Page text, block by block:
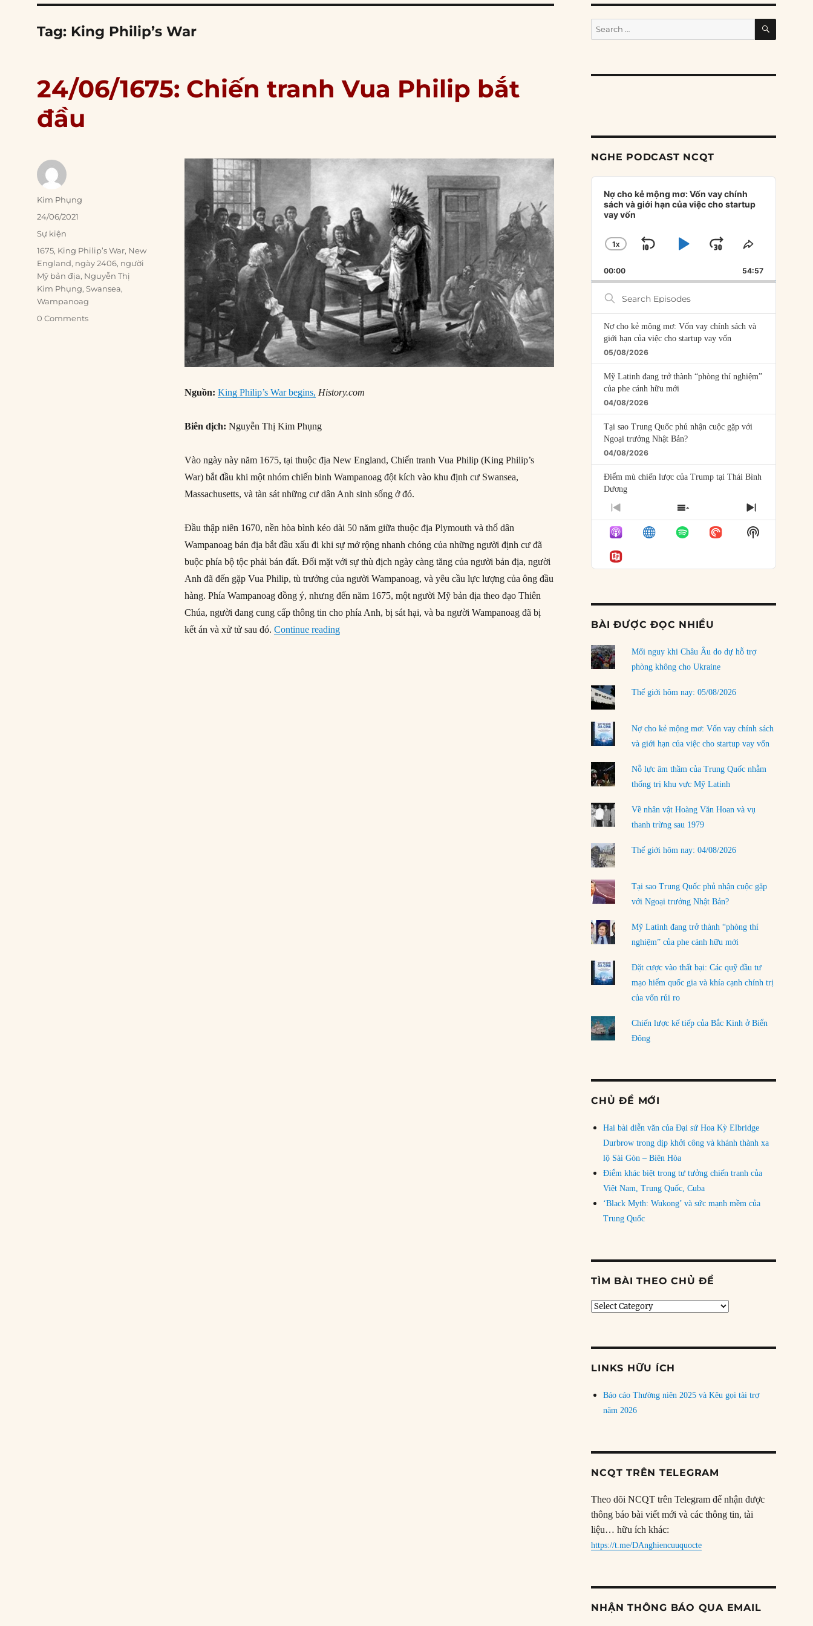
Tag: King Philip’s War
24/06/1675: Chiến tranh Vua Philip bắt
đầu
Nguồn: King Philip’s War begins, History.com
Biên dịch: Nguyễn Thị Kim Phụng
Vào ngày này năm 1675, tại thuộc địa New England, Chiến tranh Vua Philip (King Philip’s
War) bắt đầu khi một nhóm chiến binh Wampanoag đột kích vào khu định cư Swansea,
Massachusetts, và tàn sát những cư dân Anh sinh sống ở đó.
Đầu thập niên 1670, nền hòa bình kéo dài 50 năm giữa thuộc địa Plymouth và thổ dân
Wampanoag bản địa bắt đầu xấu đi khi sự mở rộng nhanh chóng của những người định cư đã
buộc phía bộ tộc phải bán đất. Đối mặt với sự thù địch ngày càng tăng của người bản địa, người
Anh đã đến gặp Vua Philip, tù trưởng của người Wampanoag, và yêu cầu lực lượng của ông đầu
hàng. Phía Wampanoag đồng ý, nhưng đến năm 1675, một người Mỹ bản địa theo đạo Thiên
Chúa, người đang cung cấp thông tin cho phía Anh, bị sát hại, và ba người Wampanoag đã bị
kết án và xử tử sau đó.Continue reading“24/06/1675: Chiến tranh Vua Philip bắt đầu”
Author
Kim Phụng
Posted
24/06/2021
Categories
Sự kiện
Tags
1675, King Philip’s War, New
England, ngày 2406, người
Mỹ bản địa, Nguyễn Thị
Kim Phụng,Swansea,
Wampanoag
0 Comments
Search
for:
SEARCH
NGHE PODCAST NCQT
Audio
Player
Nợ cho kẻ mộng mơ: Vốn vay chính
sách và giới hạn của việc cho startup
vay vốn
CHANGE
RATE
1X
SKIP
BACKWARD
PLAYJUMP
FORWARD
SHARE
EPISODE
00:00 54:57
Search
Episodes
Nợ cho kẻ mộng mơ: Vốn vay chính sách và
giới hạn của việc cho startup vay vốn
05/08/2026
Mỹ Latinh đang trở thành “phòng thí nghiệm”
của phe cánh hữu mới
04/08/2026
Tại sao Trung Quốc phủ nhận cuộc gặp với
Ngoại trưởng Nhật Bản?
04/08/2026
Điểm mù chiến lược của Trump tại Thái Bình
Dương
03/08/2026
Đặt cược vào thất bại: Các quỹ đầu tư mạo
hiểm quốc gia và khía cạnh chính trị của vốn
rủi ro
02/08/2026
01/08/2026
Chiến lược kế tiếp của Bắc Kinh ở Biển Đông
Trật tự thế giới mới: Các nước nhỏ sẽ luôn
30/07/2026
tròn thân cận của mình
29/07/2026
Chiến dịch ‘siêu cường drone’ có giúp
Ukraine xoay chuyển cục diện chiến trường?
LOAD MORE
PREVIOUS
EPISODE
SHOW
EPISODES
LIST
NEXT
EPISODE
Show
Podcast
BÀI ĐƯỢC ĐỌC NHIỀU
Mối nguy khi Châu Âu do dự hỗ trợ
phòng không cho Ukraine
Thế giới hôm nay: 05/08/2026
Nợ cho kẻ mộng mơ: Vốn vay chính sách
và giới hạn của việc cho startup vay vốn
Nỗ lực âm thầm của Trung Quốc nhằm
thống trị khu vực Mỹ Latinh
Về nhân vật Hoàng Văn Hoan và vụ
thanh trừng sau 1979
Thế giới hôm nay: 04/08/2026
Tại sao Trung Quốc phủ nhận cuộc gặp
với Ngoại trưởng Nhật Bản?
Mỹ Latinh đang trở thành “phòng thí
nghiệm” của phe cánh hữu mới
Đặt cược vào thất bại: Các quỹ đầu tư
mạo hiểm quốc gia và khía cạnh chính trị
của vốn rủi ro
Chiến lược kế tiếp của Bắc Kinh ở Biển
Đông
CHỦ ĐỀ MỚI
Hai bài diễn văn của Đại sứ Hoa Kỳ Elbridge
Durbrow trong dịp khởi công và khánh thành xa
lộ Sài Gòn – Biên Hòa
Điểm khác biệt trong tư tưởng chiến tranh của
Việt Nam, Trung Quốc, Cuba
‘Black Myth: Wukong’ và sức mạnh mềm của
Trung Quốc
TÌM BÀI THEO CHỦ ĐỀ
Tìm
LINKS HỮU ÍCH
Báo cáo Thường niên 2025 và Kêu gọi tài trợ
năm 2026
NCQT TRÊN TELEGRAM
Theo dõi NCQT trên Telegram để nhận được
thông báo bài viết mới và các thông tin, tài
liệu… hữu ích khác:
https://t.me/DAnghiencuuquocte
NHẬN THÔNG BÁO QUA EMAIL